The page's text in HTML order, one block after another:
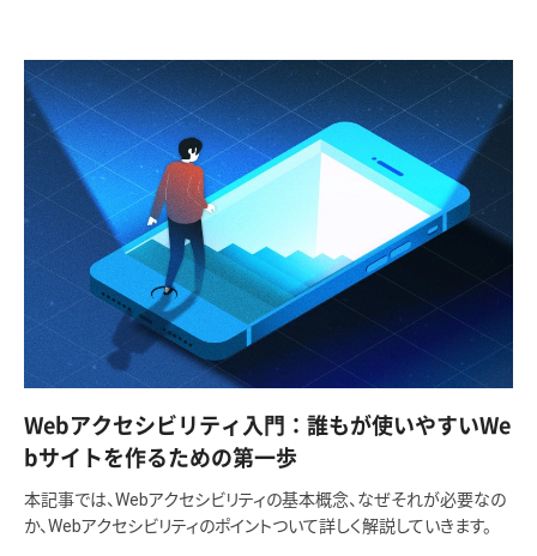
Webアクセシビリティ入門：誰もが使いやすいWe
bサイトを作るための第一歩
本記事では、Webアクセシビリティの基本概念、なぜそれが必要なの
か、Webアクセシビリティのポイントついて詳しく解説していきます。